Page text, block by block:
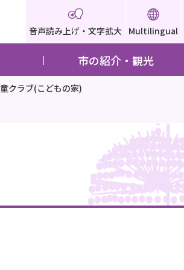
音声読み上げ・文字拡大 Multilingual
市の紹介・観光
クラブ(こどもの家)